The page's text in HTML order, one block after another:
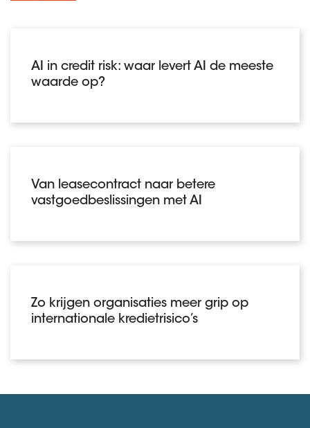
AI in credit risk: waar levert AI de meeste
waarde op?
Van leasecontract naar betere
vastgoedbeslissingen met AI
Zo krijgen organisaties meer grip op
internationale kredietrisico’s